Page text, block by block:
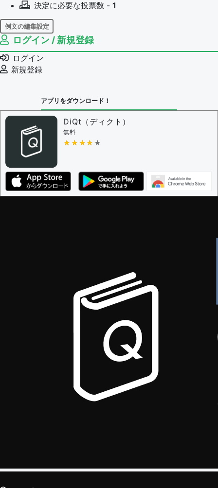
決定に必要な投票数 - 1
例文の編集設定
例文の編集権限を持つユーザー -
例文の編集を審査する
例文の削除を審査する
審査に対する投票権限を持つユーザー -
問題の編集権限を持つユーザー -
審査に対する投票権限を持つユーザー -
ザー
決定に必要な投票数 -
編集ガイドライン
ログイン / 新規登録
ログイン
新規登録
アプリをダウンロード！
DiQt（ディクト）
無料
★★★★★
★★★★★